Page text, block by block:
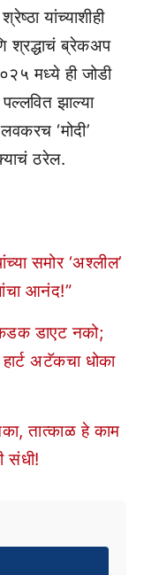
यांच्याशीही
श्रद्धाचं ब्रेकअप
मध्ये ही जोडी
झाल्या
‘मोदी’
ठरेल.
समोर ‘अश्लील’
आनंद!”
डाएट नको;
अटॅकचा धोका
तात्काळ हे काम
संधी!